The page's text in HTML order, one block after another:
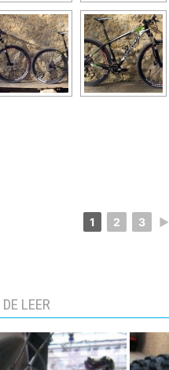
1 2 3 ►
LEER